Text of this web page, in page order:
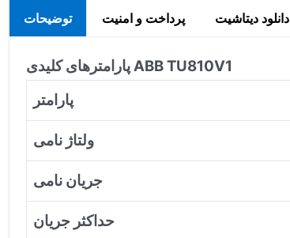
توضیحات پرداخت و امنیت دانلود دیتاشیت
پارامترهای کلیدی ABB TU810V1
پارامتر
ولتاژ نامی
جریان نامی
حداکثر جریان